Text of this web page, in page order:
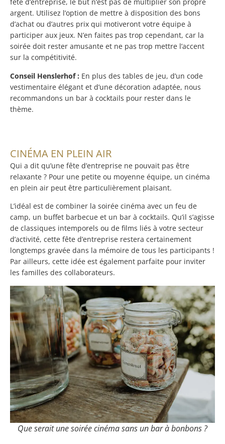
argent. Utilisez l’option de mettre à disposition des bons
d’achat ou d’autres prix qui motiveront votre équipe à
participer aux jeux. N’en faites pas trop cependant, car la
soirée doit rester amusante et ne pas trop mettre l’accent
sur la compétitivité.
Conseil Henslerhof : En plus des tables de jeu, d’un code
vestimentaire élégant et d’une décoration adaptée, nous
recommandons un bar à cocktails pour rester dans le
thème.
CINÉMA EN PLEIN AIR
Qui a dit qu’une fête d’entreprise ne pouvait pas être
relaxante ? Pour une petite ou moyenne équipe, un cinéma
en plein air peut être particulièrement plaisant.
L’idéal est de combiner la soirée cinéma avec un feu de
camp, un buffet barbecue et un bar à cocktails. Qu’il s’agisse
de classiques intemporels ou de films liés à votre secteur
d’activité, cette fête d’entreprise restera certainement
longtemps gravée dans la mémoire de tous les participants !
Par ailleurs, cette idée est également parfaite pour inviter
les familles des collaborateurs.
Que serait une soirée cinéma sans un bar à bonbons ?